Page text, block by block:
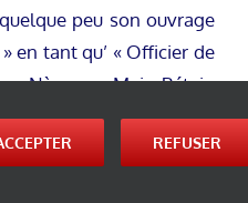
peu son ouvrage
en tant qu’ « Officier de
Nègre », Mais Pétain
cet ouvrage publié
Et où il n’est même pas
REFUSER